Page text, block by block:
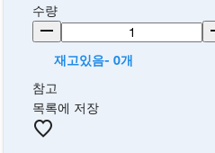
수량
재고있음- 0개
참고
목록에 저장